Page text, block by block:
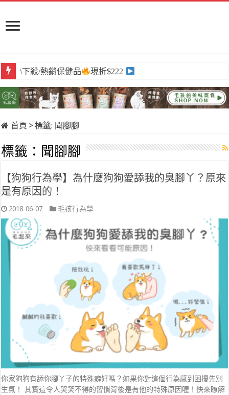
\下殺/熱銷保健品 現折$222
首頁 > 標籤: 聞腳腳
標籤： 聞腳腳
【狗狗行為學】為什麼狗狗愛舔我的臭腳丫？原來
是有原因的！
2018-06-07 毛孩行為學
你家狗狗有舔你腳丫子的特殊癖好嗎？如果你對這個行為感到困擾先別
生氣！ 其實這令人哭笑不得的習慣背後是有他的特殊原因喔！快來瞭解